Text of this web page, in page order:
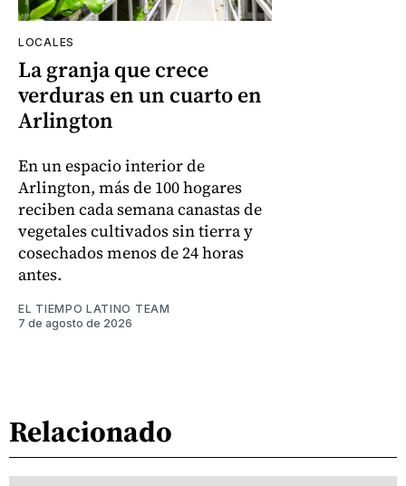
LOCALES
La granja que crece
verduras en un cuarto en
Arlington
En un espacio interior de
Arlington, más de 100 hogares
reciben cada semana canastas de
vegetales cultivados sin tierra y
cosechados menos de 24 horas
antes.
EL TIEMPO LATINO TEAM
7 de agosto de 2026
Relacionado